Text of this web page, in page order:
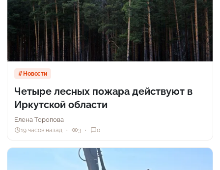
Новости
Четыре лесных пожара действуют в
Иркутской области
Елена Торопова
19 часов назад 3 0